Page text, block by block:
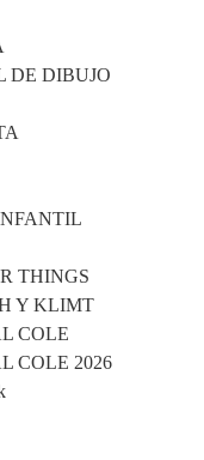
DE DIBUJO
THINGS
Y KLIMT
COLE
COLE 2026